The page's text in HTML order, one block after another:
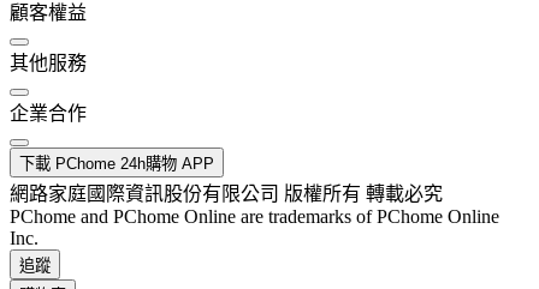
顧客權益
其他服務
企業合作
下載 PChome 24h購物 APP
網路家庭國際資訊股份有限公司 版權所有 轉載必究
PChome and PChome Online are trademarks of PChome Online
Inc.
追蹤